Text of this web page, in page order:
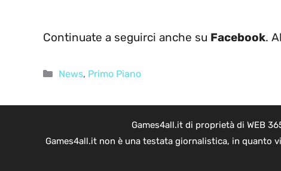
Continuate a seguirci anche su Facebook.
Categorie
News, Primo Piano
Games4all.it di proprietà di WEB
Games4all.it non è una testata giornalistica, in quanto